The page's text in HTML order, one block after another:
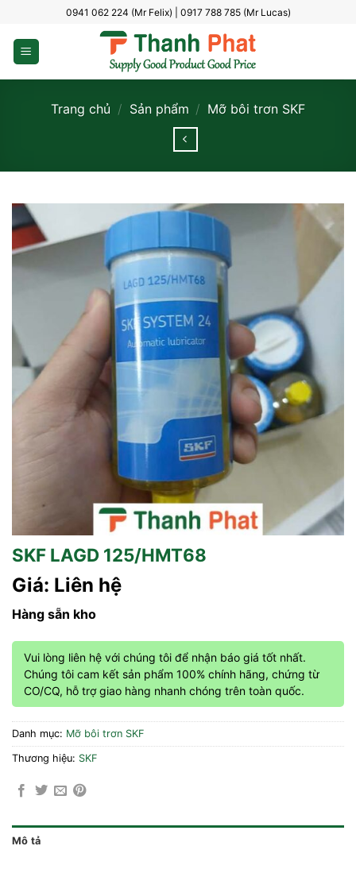
dung
0941 062 224 (Mr Felix) | 0917 788 785 (Mr Lucas)
Trang chủ / Sản phẩm / Mỡ bôi trơn SKF
SKF LAGD 125/HMT68
Giá: Liên hệ
Hàng sẵn kho
Vui lòng liên hệ với chúng tôi để nhận báo giá tốt nhất.
Chúng tôi cam kết sản phẩm 100% chính hãng, chứng từ
CO/CQ, hỗ trợ giao hàng nhanh chóng trên toàn quốc.
Danh mục: Mỡ bôi trơn SKF
Thương hiệu: SKF
Mô tả